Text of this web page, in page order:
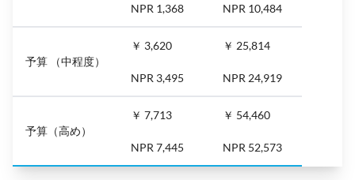
NPR 1,368 NPR 10,484
予算 （中程度）
￥ 3,620
NPR 3,495
￥ 25,814
NPR 24,919
予算（高め）
￥ 7,713
NPR 7,445
￥ 54,460
NPR 52,573